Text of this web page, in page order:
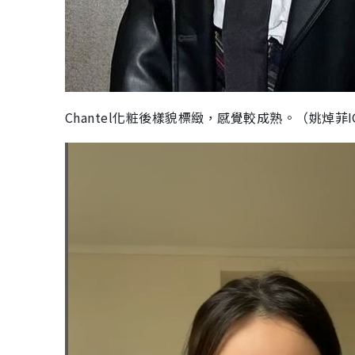
Chantel化粧後樣貌標緻，感覺較成熟。（姚焯菲